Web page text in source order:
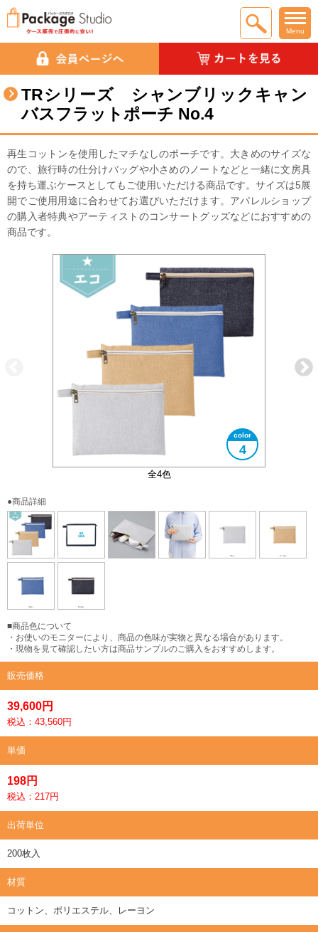
Menu
TRシリーズ シャンブリックキャン
バスフラットポーチ No.4
再生コットンを使用したマチなしのポーチです。大きめのサイズな
ので、旅行時の仕分けバッグや小さめのノートなどと一緒に文房具
を持ち運ぶケースとしてもご使用いただける商品です。サイズは5展
開でご使用用途に合わせてお選びいただけます。アパレルショップ
の購入者特典やアーティストのコンサートグッズなどにおすすめの
商品です。
全4色
4
B5サイズ対応
使用イメージ
大きさイメージ
●商品詳細
■商品色について
・お使いのモニターにより、商品の色味が実物と異なる場合があります。
・現物を見て確認したい方は商品サンプルのご購入をおすすめします。
販売価格
39,600円
税込：43,560円
単価
198円
税込：217円
出荷単位
200枚入
材質
コットン、ポリエステル、レーヨン